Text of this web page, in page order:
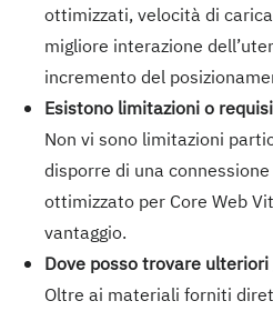
ottimizzati, velocità di
migliore interazione
incremento del
Esistono limitazioni o
Non vi sono limitazioni
disporre di una
ottimizzato per Core Web
vantaggio.
Dove posso trovare
Oltre ai materiali forniti